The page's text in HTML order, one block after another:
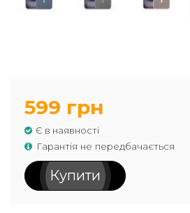
599 грн
Є в наявності
Гарантія не передбачається
Купити